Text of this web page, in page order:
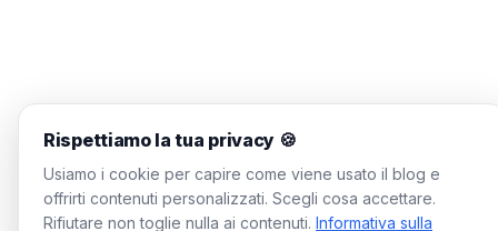
Rispettiamo la tua privacy 🍪
Usiamo i cookie per capire come viene usato il blog e
offrirti contenuti personalizzati. Scegli cosa accettare.
Rifiutare non toglie nulla ai contenuti. Informativa sulla